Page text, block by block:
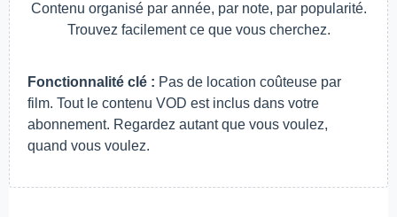
Contenu organisé par année, par note, par popularité.
Trouvez facilement ce que vous cherchez.
Fonctionnalité clé : Pas de location coûteuse par
film. Tout le contenu VOD est inclus dans votre
abonnement. Regardez autant que vous voulez,
quand vous voulez.